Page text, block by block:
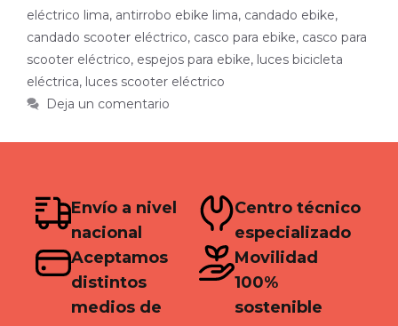
eléctrico lima, antirrobo ebike lima, candado ebike,
candado scooter eléctrico, casco para ebike, casco para
scooter eléctrico, espejos para ebike, luces bicicleta
eléctrica, luces scooter eléctrico
Deja un comentario
Envío a nivel
nacional
Centro técnico
especializado
Aceptamos
distintos
medios de
Movilidad
100%
sostenible